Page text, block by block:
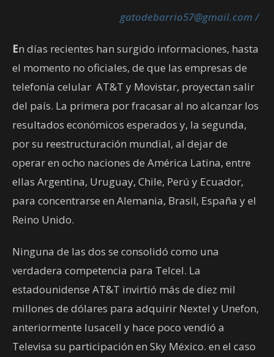
gatodebarrio57@gmail.com /
En días recientes han surgido informaciones, hasta
el momento no oficiales, de que las empresas de
telefonía celular AT&T y Movistar, proyectan salir
del país. La primera por fracasar al no alcanzar los
resultados económicos esperados y, la segunda,
por su reestructuración mundial, al dejar de
operar en ocho naciones de América Latina, entre
ellas Argentina, Uruguay, Chile, Perú y Ecuador,
para concentrarse en Alemania, Brasil, España y el
Reino Unido.
Ninguna de las dos se consolidó como una
verdadera competencia para Telcel. La
estadounidense AT&T invirtió más de diez mil
millones de dólares para adquirir Nextel y Unefon,
anteriormente Iusacell y hace poco vendió a
Televisa su participación en Sky México. en el caso